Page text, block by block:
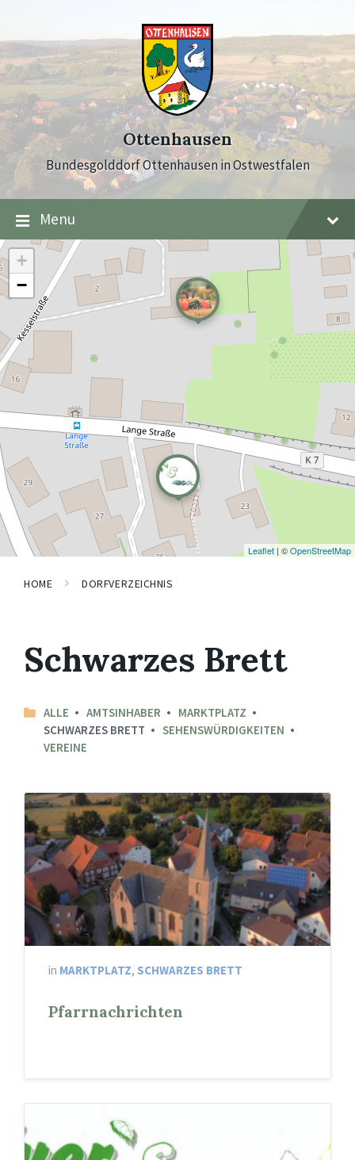
content
main
navigation
footer
Ottenhausen
Bundesgolddorf Ottenhausen in Ostwestfalen
Menu
+
−
Leaflet | ©OpenStreetMap
HOME DORFVERZEICHNIS
Schwarzes Brett
ALLE AMTSINHABER
MARKTPLATZ
SCHWARZES BRETT
SEHENSWÜRDIGKEITEN
VEREINE
in MARKTPLATZ, SCHWARZES BRETT
Pfarrnachrichten